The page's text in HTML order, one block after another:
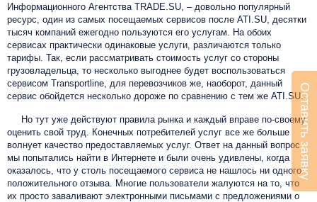
Информационного Агентства TRADE.SU, – довольно популярный
ресурс, один из самых посещаемых сервисов после ATI.SU, десятки
тысяч компаний ежегодно пользуются его услугам. На обоих
сервисах практически одинаковые услуги, различаются только
тарифы. Так, если рассматривать стоимость услуг со стороны
грузовладельца, то несколько выгоднее будет воспользоваться
сервисом Transportline, для перевозчиков же, наоборот, данный
сервис обойдется несколько дороже по сравнению с тем же ATI.SU.
Но тут уже действуют правила рынка и каждый вправе по-своему
оценить свой труд. Конечных потребителей услуг все же больше
волнует качество предоставляемых услуг. Ответ на данный вопрос
мы попытались найти в Интернете и были очень удивлены, когда
оказалось, что у столь посещаемого сервиса не нашлось ни одного
положительного отзыва. Многие пользователи жалуются на то, что
их просто заваливают электронными письмами с предложениями о
Оставить заявку